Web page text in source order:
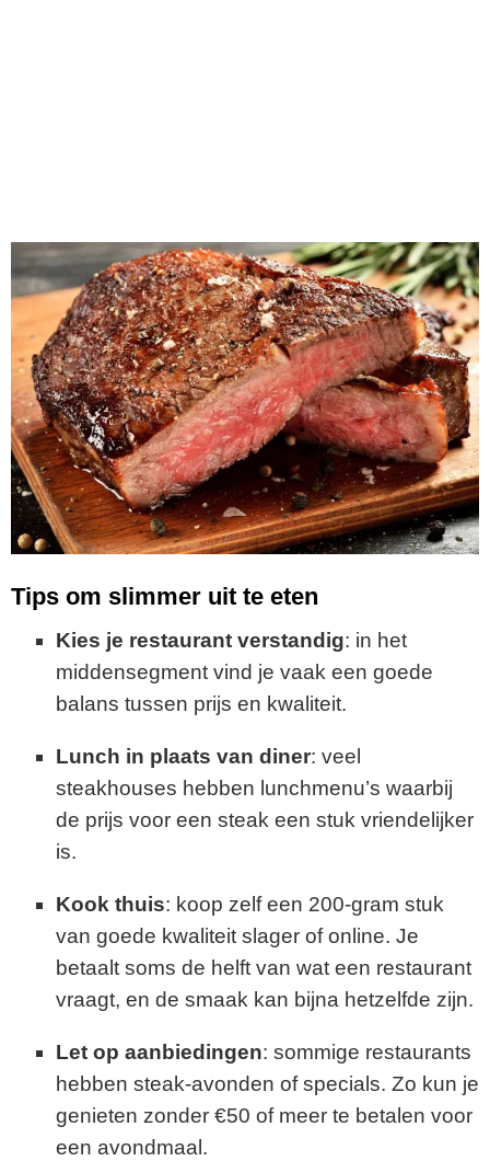
Tips om slimmer uit te eten
Kies je restaurant verstandig: in het
middensegment vind je vaak een goede
balans tussen prijs en kwaliteit.
Lunch in plaats van diner: veel
steakhouses hebben lunchmenu’s waarbij
de prijs voor een steak een stuk vriendelijker
is.
Kook thuis: koop zelf een 200-gram stuk
van goede kwaliteit slager of online. Je
betaalt soms de helft van wat een restaurant
vraagt, en de smaak kan bijna hetzelfde zijn.
Let op aanbiedingen: sommige restaurants
hebben steak-avonden of specials. Zo kun je
genieten zonder €50 of meer te betalen voor
een avondmaal.